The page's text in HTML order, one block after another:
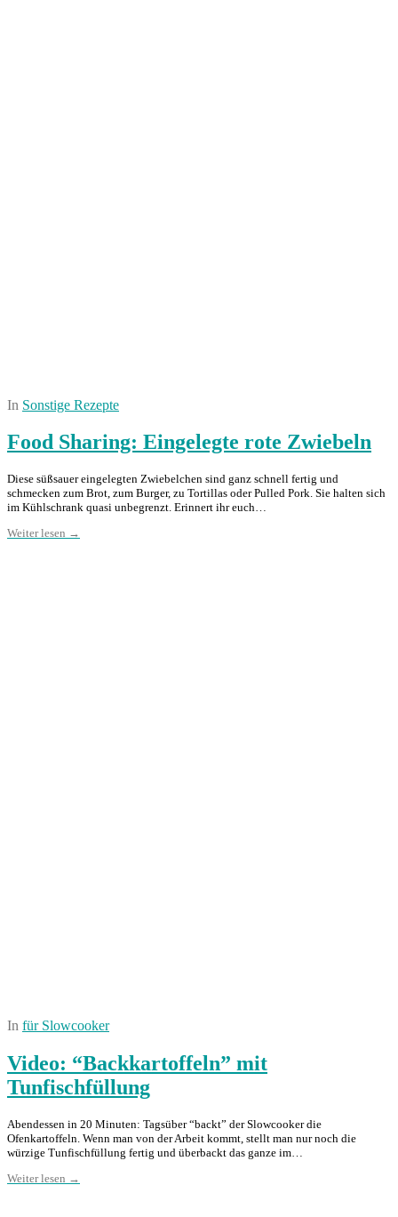
In Sonstige Rezepte
Food Sharing: Eingelegte rote Zwiebeln
Diese süßsauer eingelegten Zwiebelchen sind ganz schnell fertig und
schmecken zum Brot, zum Burger, zu Tortillas oder Pulled Pork. Sie halten sich
im Kühlschrank quasi unbegrenzt. Erinnert ihr euch…
Weiter lesen →
In für Slowcooker
Video: “Backkartoffeln” mit
Tunfischfüllung
Abendessen in 20 Minuten: Tagsüber “backt” der Slowcooker die
Ofenkartoffeln. Wenn man von der Arbeit kommt, stellt man nur noch die
würzige Tunfischfüllung fertig und überbackt das ganze im…
Weiter lesen →